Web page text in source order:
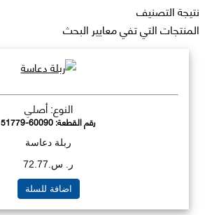
نتيجة التصنيف
المنتجات التي تفي معايير البحث
النوع: أصلي
رقم القطعة:51779-60090
ربلة دعاسة
ر. س.72.77
اضافة للسلة